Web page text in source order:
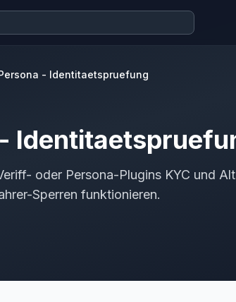
- Identitaetspruefung
oder Persona-Plugins KYC und
Sperren funktionieren.